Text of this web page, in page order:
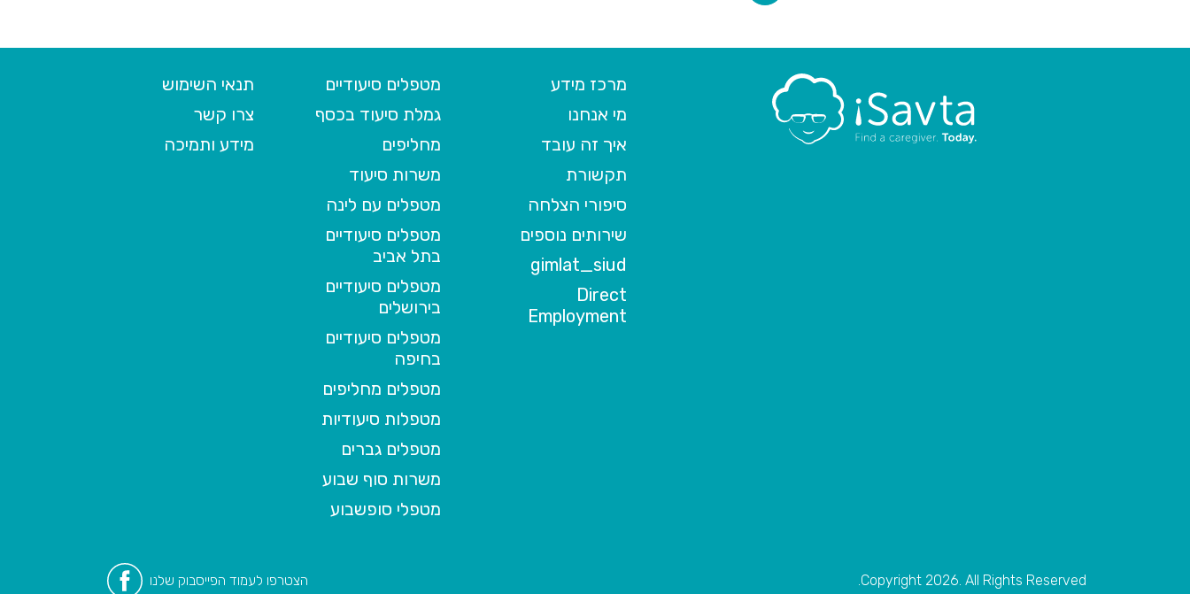
מרכז מידע
מי אנחנו
איך זה עובד
תקשורת
סיפורי הצלחה
שירותים נוספים
gimlat_siud
Direct
Employment
מטפלים סיעודיים
גמלת סיעוד בכסף
מחליפים
משרות סיעוד
מטפלים עם לינה
מטפלים סיעודיים
בתל אביב
מטפלים סיעודיים
בירושלים
מטפלים סיעודיים
בחיפה
מטפלים מחליפים
מטפלות סיעודיות
מטפלים גברים
משרות סוף שבוע
מטפלי סופשבוע
תנאי השימוש
צרו קשר
מידע ותמיכה
הצטרפו לעמוד הפייסבוק שלנו Copyright 2026. All Rights Reserved.